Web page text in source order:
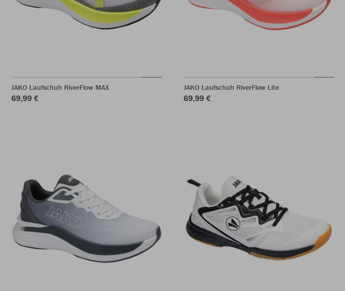
JAKO Laufschuh RiverFlow MAX
69,99 €
JAKO Laufschuh RiverFlow Lite
69,99 €